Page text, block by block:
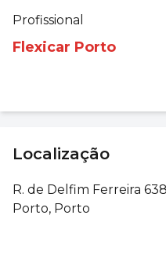
Profissional
Flexicar Porto
Localização
R. de Delfim Ferreira
Porto, Porto